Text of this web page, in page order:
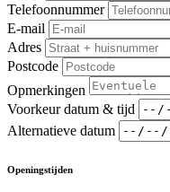
Telefoonnummer
E-mail
Adres
Postcode
Opmerkingen
Voorkeur datum & tijd
Alternatieve datum
Openingstijden